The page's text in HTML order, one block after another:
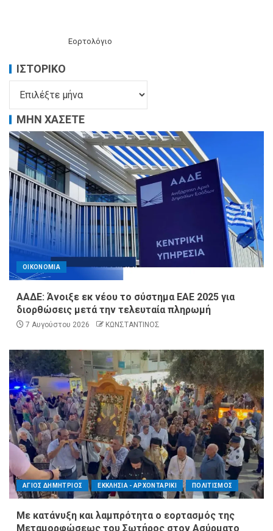
Εορτολόγιο
ΙΣΤΟΡΙΚΌ
ΜΗΝ ΧΑΣΕΤΕ
ΟΙΚΟΝΟΜΙΑ
ΑΑΔΕ: Άνοιξε εκ νέου το σύστημα ΕΑΕ 2025 για
διορθώσεις μετά την τελευταία πληρωμή
7 Αυγούστου 2026 ΚΩΝΣΤΑΝΤΙΝΟΣ
ΑΓΙΟΣ ΔΗΜΗΤΡΙΟΣ ΕΚΚΛΗΣΙΑ - ΑΡΧΟΝΤΑΡΙΚΙ ΠΟΛΙΤΙΣΜΟΣ
Με κατάνυξη και λαμπρότητα ο εορτασμός της
Μεταμορφώσεως του Σωτήρος στον Ασύρματο